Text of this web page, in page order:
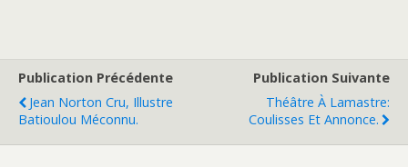
Publication Précédente
Jean Norton Cru, Illustre
Batioulou Méconnu.
Publication Suivante
Théâtre À Lamastre:
Coulisses Et Annonce.